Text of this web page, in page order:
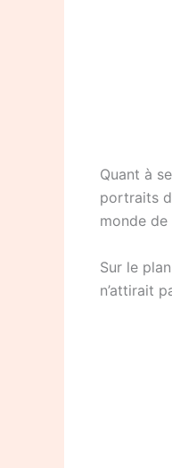
Quant à
portraits
monde de
Sur le
n’attirait